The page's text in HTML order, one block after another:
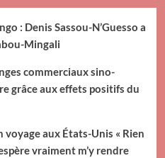
: Denis Sassou-N’Guesso a
Mingali
commerciaux sino-
grâce aux effets positifs du
voyage aux États-Unis « Rien
vraiment m’y rendre